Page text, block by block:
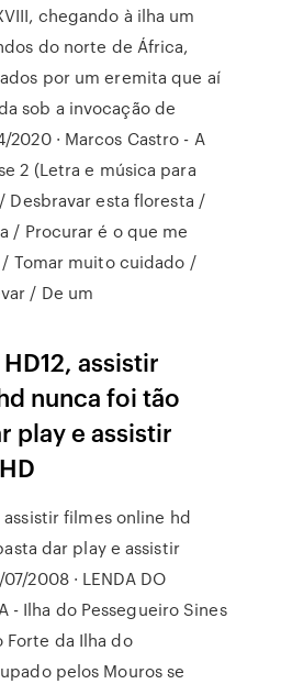
chegando à ilha um
do norte de África,
por um eremita que aí
sob a invocação de
· Marcos Castro - A
2 (Letra e música para
Desbravar esta floresta /
/ Procurar é o que me
Tomar muito cuidado /
/ De um
assistir
nunca foi tão
play e assistir
assistir filmes online hd
dar play e assistir
2008 · LENDA DO
- Ilha do Pessegueiro Sines
Forte da Ilha do
pelos Mouros se